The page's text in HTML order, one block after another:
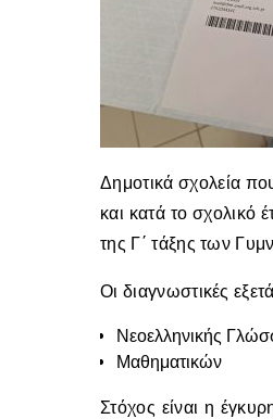
Δημοτικά σχολεία
και κατά το σχολικό
της Γ΄ τάξης των
Οι διαγνωστικές
Νεοελληνικής
Μαθηματικών
Στόχος είναι η